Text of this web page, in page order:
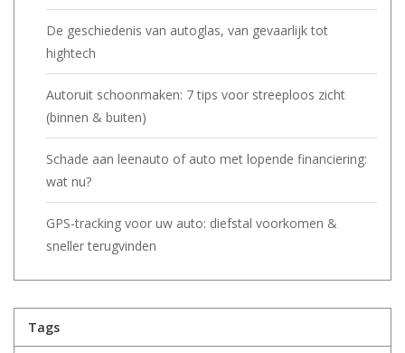
De geschiedenis van autoglas, van gevaarlijk tot
hightech
Autoruit schoonmaken: 7 tips voor streeploos zicht
(binnen & buiten)
Schade aan leenauto of auto met lopende financiering:
wat nu?
GPS-tracking voor uw auto: diefstal voorkomen &
sneller terugvinden
Tags